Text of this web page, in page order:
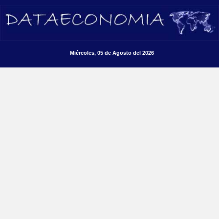
Miércoles, 05 de Agosto del 2026